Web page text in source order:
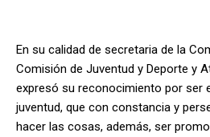
En su calidad de secretaria de la
Comisión de Juventud y Deporte y
expresó su reconocimiento por ser
juventud, que con constancia y
hacer las cosas, además, ser